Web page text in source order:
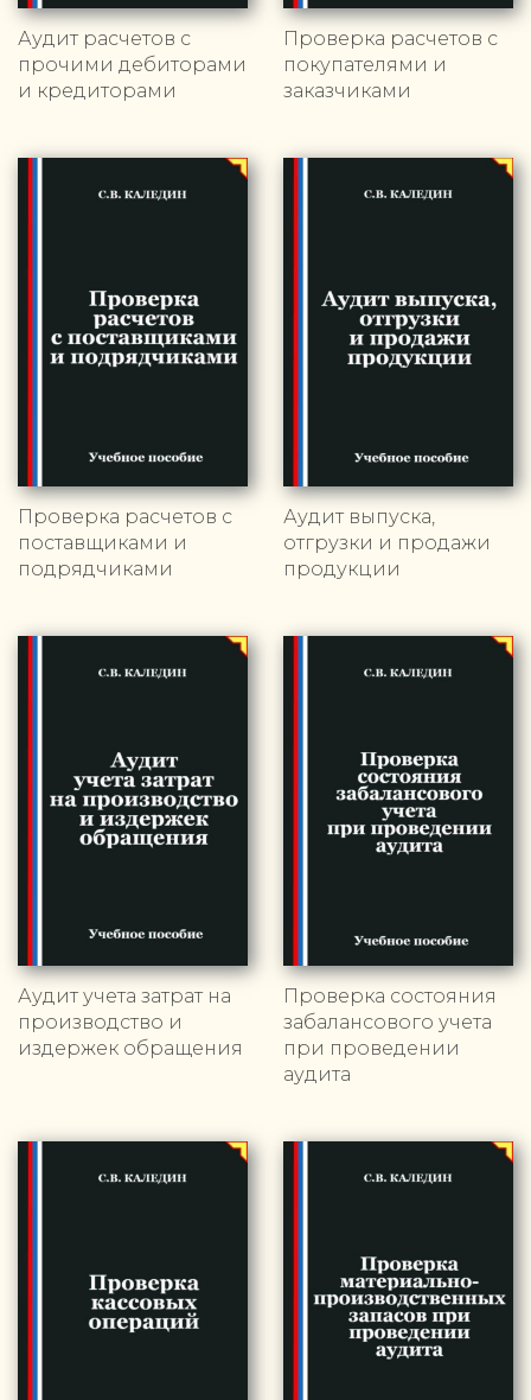
Аудит расчетов с
прочими дебиторами
и кредиторами
Проверка расчетов с
покупателями и
заказчиками
Проверка расчетов с
поставщиками и
подрядчиками
Аудит выпуска,
отгрузки и продажи
продукции
Аудит учета затрат на
производство и
издержек обращения
Проверка состояния
забалансового учета
при проведении
аудита